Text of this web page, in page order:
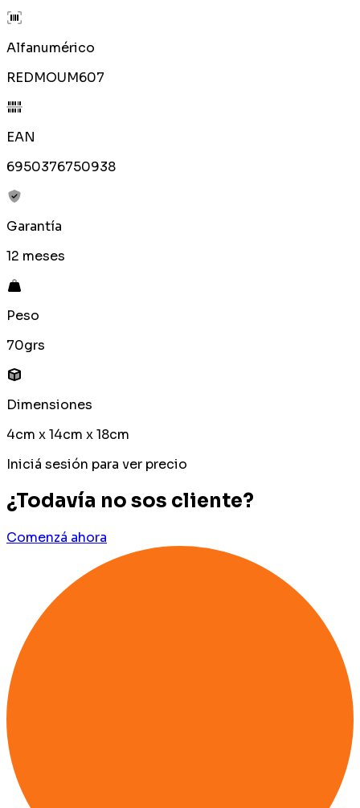
Alfanumérico
REDMOUM607
EAN
6950376750938
Garantía
12 meses
Peso
70grs
Dimensiones
4cm x 14cm x 18cm
Iniciá sesión para ver precio
¿Todavía no sos cliente?
Comenzá ahora